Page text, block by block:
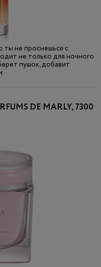
ты не проснешься с
не только для ночного
пушок, добавит
DE MARLY, 7300